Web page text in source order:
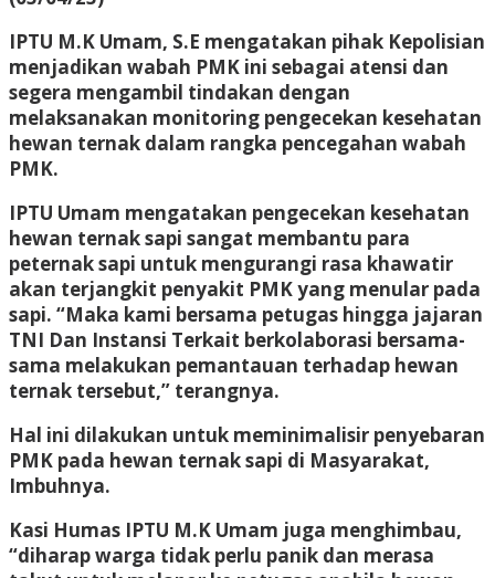
IPTU M.K Umam, S.E mengatakan pihak Kepolisian
menjadikan wabah PMK ini sebagai atensi dan
segera mengambil tindakan dengan
melaksanakan monitoring pengecekan kesehatan
hewan ternak dalam rangka pencegahan wabah
PMK.
IPTU Umam mengatakan pengecekan kesehatan
hewan ternak sapi sangat membantu para
peternak sapi untuk mengurangi rasa khawatir
akan terjangkit penyakit PMK yang menular pada
sapi. “Maka kami bersama petugas hingga jajaran
TNI Dan Instansi Terkait berkolaborasi bersama-
sama melakukan pemantauan terhadap hewan
ternak tersebut,” terangnya.
Hal ini dilakukan untuk meminimalisir penyebaran
PMK pada hewan ternak sapi di Masyarakat,
Imbuhnya.
Kasi Humas IPTU M.K Umam juga menghimbau,
“diharap warga tidak perlu panik dan merasa